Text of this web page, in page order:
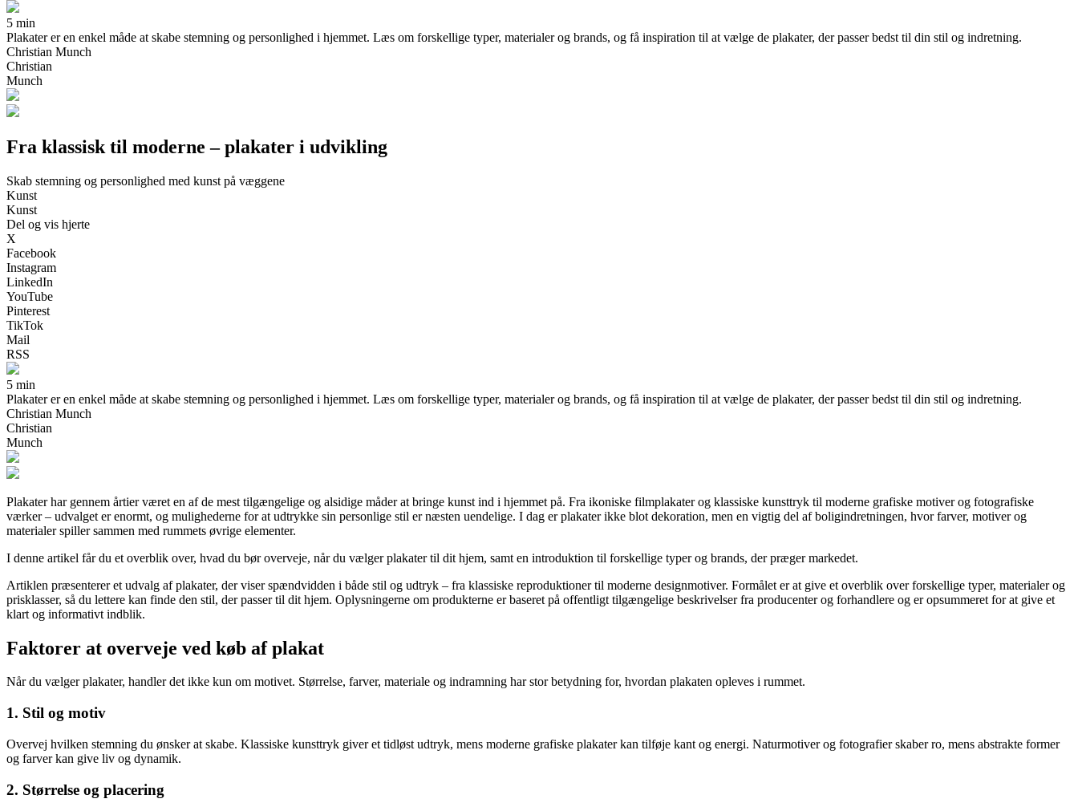
5 min
Plakater er en enkel måde at skabe stemning og personlighed i hjemmet. Læs om forskellige typer, materialer og brands, og få inspiration til at vælge de plakater, der passer bedst til din stil og indretning.
Christian Munch
Christian
Munch
Fra klassisk til moderne – plakater i udvikling
Skab stemning og personlighed med kunst på væggene
Kunst
Kunst
Del og vis hjerte
X
Facebook
Instagram
LinkedIn
YouTube
Pinterest
TikTok
Mail
RSS
5 min
Plakater er en enkel måde at skabe stemning og personlighed i hjemmet. Læs om forskellige typer, materialer og brands, og få inspiration til at vælge de plakater, der passer bedst til din stil og indretning.
Christian Munch
Christian
Munch
Plakater har gennem årtier været en af de mest tilgængelige og alsidige måder at bringe kunst ind i hjemmet på. Fra ikoniske filmplakater og klassiske kunsttryk til moderne grafiske motiver og fotografiske
værker – udvalget er enormt, og mulighederne for at udtrykke sin personlige stil er næsten uendelige. I dag er plakater ikke blot dekoration, men en vigtig del af boligindretningen, hvor farver, motiver og
materialer spiller sammen med rummets øvrige elementer.
I denne artikel får du et overblik over, hvad du bør overveje, når du vælger plakater til dit hjem, samt en introduktion til forskellige typer og brands, der præger markedet.
Artiklen præsenterer et udvalg af plakater, der viser spændvidden i både stil og udtryk – fra klassiske reproduktioner til moderne designmotiver. Formålet er at give et overblik over forskellige typer, materialer og
prisklasser, så du lettere kan finde den stil, der passer til dit hjem. Oplysningerne om produkterne er baseret på offentligt tilgængelige beskrivelser fra producenter og forhandlere og er opsummeret for at give et
klart og informativt indblik.
Faktorer at overveje ved køb af plakat
Når du vælger plakater, handler det ikke kun om motivet. Størrelse, farver, materiale og indramning har stor betydning for, hvordan plakaten opleves i rummet.
1. Stil og motiv
Overvej hvilken stemning du ønsker at skabe. Klassiske kunsttryk giver et tidløst udtryk, mens moderne grafiske plakater kan tilføje kant og energi. Naturmotiver og fotografier skaber ro, mens abstrakte former
og farver kan give liv og dynamik.
2. Størrelse og placering